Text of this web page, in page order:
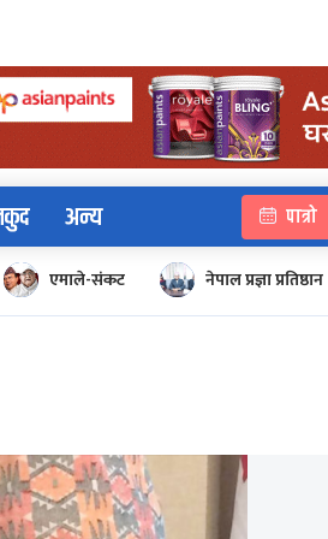
अन्य पात्रो
एमाले-संकट नेपाल प्रज्ञा प्रतिष्ठान